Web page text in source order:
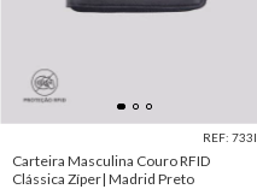
REF: 733I
Carteira Masculina Couro RFID
Clássica Zíper| Madrid Preto